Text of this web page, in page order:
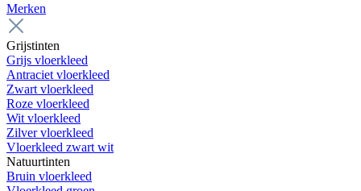
Merken
Grijstinten
Grijs vloerkleed
Antraciet vloerkleed
Zwart vloerkleed
Roze vloerkleed
Wit vloerkleed
Zilver vloerkleed
Vloerkleed zwart wit
Natuurtinten
Bruin vloerkleed